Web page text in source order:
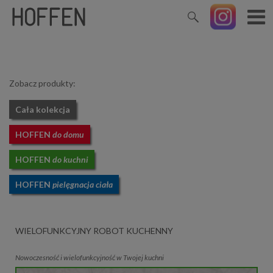
Zobacz produkty:
Cała kolekcja
HOFFEN do domu
HOFFEN do kuchni
HOFFEN pielęgnacja ciała
WIELOFUNKCYJNY ROBOT KUCHENNY
Nowoczesność i wielofunkcyjność w Twojej kuchni